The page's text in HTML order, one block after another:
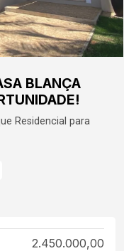
BLANÇA
Residencial para
2.450.000,00